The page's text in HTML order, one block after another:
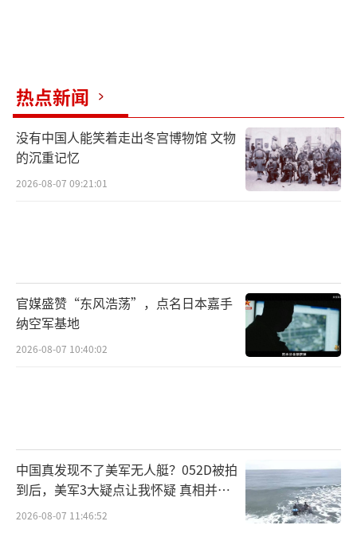
热点新闻
没有中国人能笑着走出冬宫博物馆 文物
的沉重记忆
2026-08-07 09:21:01
官媒盛赞“东风浩荡”，点名日本嘉手
纳空军基地
2026-08-07 10:40:02
中国真发现不了美军无人艇？052D被拍
到后，美军3大疑点让我怀疑 真相并非
如此
2026-08-07 11:46:52